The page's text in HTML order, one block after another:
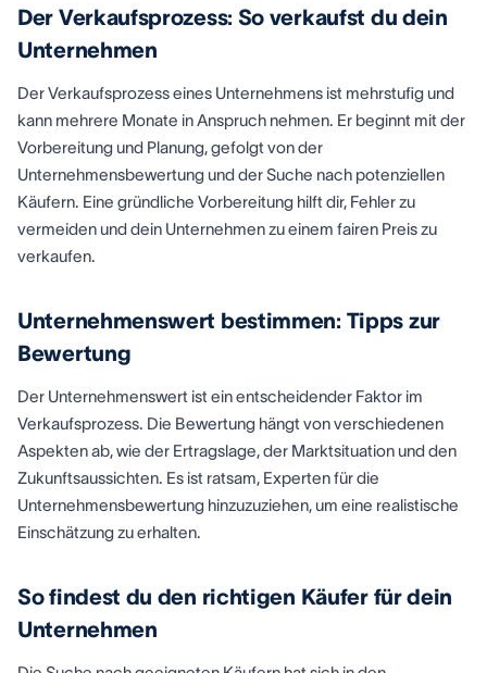
Der Verkaufsprozess: So verkaufst du dein
Unternehmen
Der Verkaufsprozess eines Unternehmens ist mehrstufig und
kann mehrere Monate in Anspruch nehmen. Er beginnt mit der
Vorbereitung und Planung, gefolgt von der
Unternehmensbewertung und der Suche nach potenziellen
Käufern. Eine gründliche Vorbereitung hilft dir, Fehler zu
vermeiden und dein Unternehmen zu einem fairen Preis zu
verkaufen.
Unternehmenswert bestimmen: Tipps zur
Bewertung
Der Unternehmenswert ist ein entscheidender Faktor im
Verkaufsprozess. Die Bewertung hängt von verschiedenen
Aspekten ab, wie der Ertragslage, der Marktsituation und den
Zukunftsaussichten. Es ist ratsam, Experten für die
Unternehmensbewertung hinzuzuziehen, um eine realistische
Einschätzung zu erhalten.
So findest du den richtigen Käufer für dein
Unternehmen